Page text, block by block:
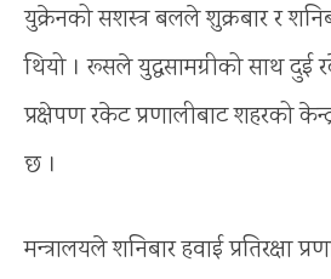
युक्रेनको सशस्त्र बलले शुक्रबार र
थियो । रूसले युद्धसामग्रीको साथ
प्रक्षेपण रकेट प्रणालीबाट शहरको
छ ।
मन्त्रालयले शनिबार हवाई प्रतिरक्षा